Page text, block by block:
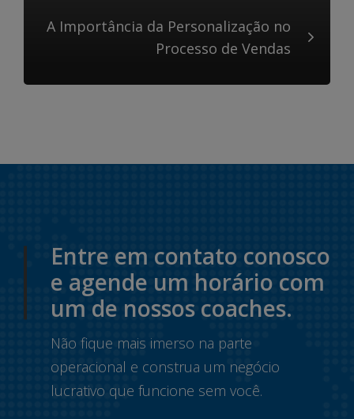
A Importância da Personalização no
Processo de Vendas
Entre em contato conosco
e agende um horário com
um de nossos coaches.
Não fique mais imerso na parte
operacional e construa um negócio
lucrativo que funcione sem você.